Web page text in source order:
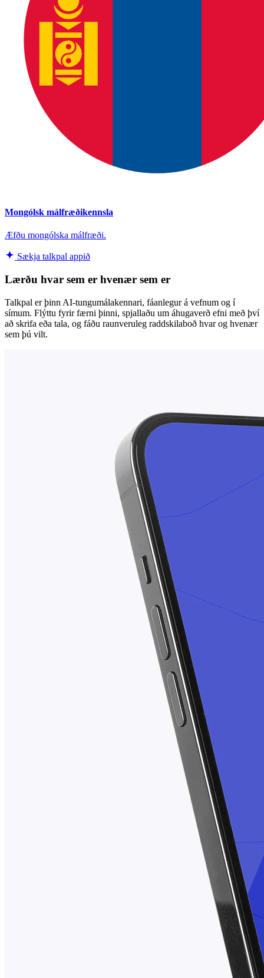
Mongólsk málfræðikennsla
Æfðu mongólska málfræði.
Sækja talkpal appið
Lærðu hvar sem er hvenær sem er
Talkpal er þinn AI-tungumálakennari, fáanlegur á vefnum og í
símum. Flýttu fyrir færni þinni, spjallaðu um áhugaverð efni með því
að skrifa eða tala, og fáðu raunveruleg raddskilaboð hvar og hvenær
sem þú vilt.